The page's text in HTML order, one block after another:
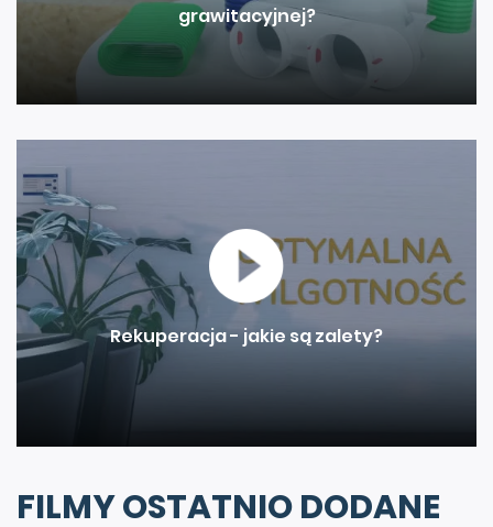
grawitacyjnej?
Rekuperacja - jakie są zalety?
FILMY OSTATNIO DODANE